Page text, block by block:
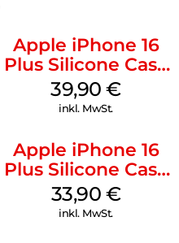
Apple iPhone 16
Plus Silicone Case
MagSafe Plum
39,90€
inkl. MwSt.
Apple iPhone 16
Plus Silicone Case
MagSafe Lake
Green
33,90 €
inkl. MwSt.